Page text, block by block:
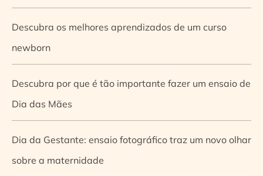
Descubra os melhores aprendizados de um curso
newborn
Descubra por que é tão importante fazer um ensaio de
Dia das Mães
Dia da Gestante: ensaio fotográfico traz um novo olhar
sobre a maternidade